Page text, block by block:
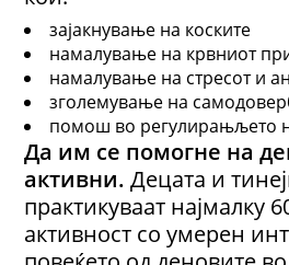
зајакнување на коските
намалување на крвниот
намалување на стресот и
зголемување на
помош во регулирањљето
Да им се помогне на
активни. Децата и
практикуваат најмалку
активност со умерен